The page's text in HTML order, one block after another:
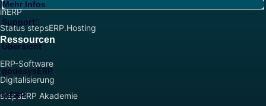
Mehr Infos
Support
Übersicht
godesysERP
inERP
inERP
Status stepsERP.Hosting
Ressourcen
ERP-Software
Digitalisierung
stepsERP Akademie